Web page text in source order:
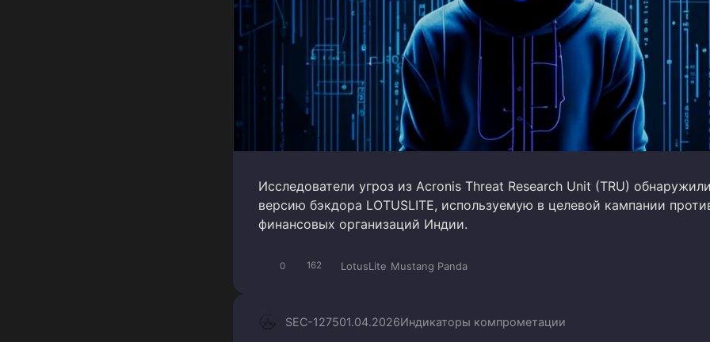
Исследователи угроз из Acronis Threat Research Unit (TRU)
версию бэкдора LOTUSLITE, используемую в целевой кампании
финансовых организаций Индии.
0 162 LotusLite Mustang Panda
SEC-127501.04.2026Индикаторы компрометации